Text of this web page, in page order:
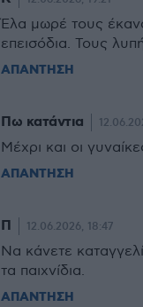
Έλα μωρέ τους
επεισόδια. Τους
ΑΠΑΝΤΗΣΗ
Πω κατάντια
Μέχρι και οι
ΑΠΑΝΤΗΣΗ
Π 12.06.2026, 18:47
Να κάνετε
τα παιχνίδια.
ΑΠΑΝΤΗΣΗ